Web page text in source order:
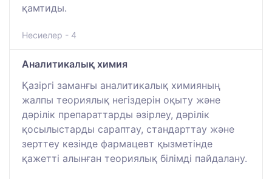
қамтиды.
Несиелер - 4
Аналитикалық химия
Қазіргі заманғы аналитикалық химияның
жалпы теориялық негіздерін оқыту және
дәрілік препараттарды әзірлеу, дәрілік
қосылыстарды сараптау, стандарттау және
зерттеу кезінде фармацевт қызметінде
қажетті алынған теориялық білімді пайдалану.